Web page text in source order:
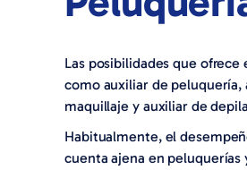
Las posibilidades que
como auxiliar de
maquillaje y auxiliar de
Habitualmente, el
cuenta ajena en peluquerías